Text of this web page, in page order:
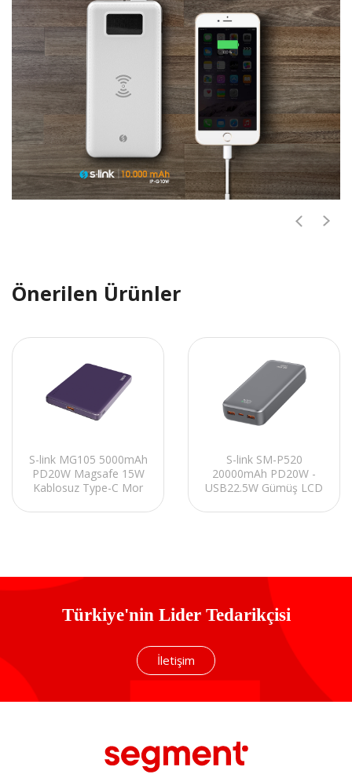
Önerilen Ürünler
S-link MG105 5000mAh
PD20W Magsafe 15W
Kablosuz Type-C Mor
Cihazı Powerbank
S-link SM-P520
20000mAh PD20W -
USB22.5W Gümüş LCD
Batarya Powerbank
Türkiye'nin Lider Tedarikçisi
İletişim